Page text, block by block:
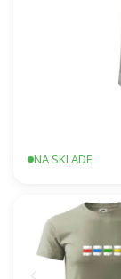
NA SKLADE